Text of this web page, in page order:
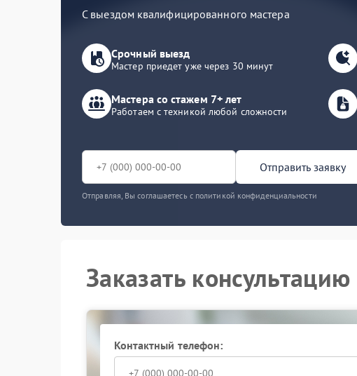
С выездом квалифицированного мастера
Срочный выезд
Мастер приедет уже через 30 минут
Мастера со стажем 7+ лет
Работаем с техникой любой сложности
Отправить заявку
Отправляя, Вы соглашаетесь с политикой конфиденциальности
Заказать консультацию
Контактный телефон: